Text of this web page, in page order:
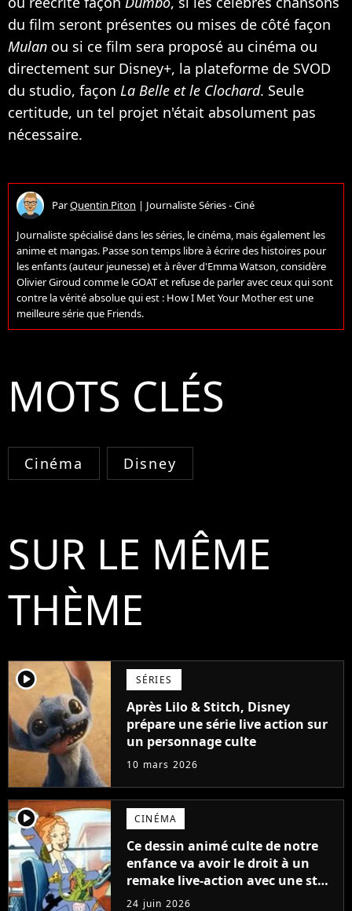
du film seront présentes ou mises de côté façon
Mulan ou si ce film sera proposé au cinéma ou
directement sur Disney+, la plateforme de SVOD
du studio, façon La Belle et le Clochard. Seule
certitude, un tel projet n'était absolument pas
nécessaire.
ParQuentin Piton | Journaliste Séries - Ciné
Journaliste spécialisé dans les séries, le cinéma, mais également les
anime et mangas. Passe son temps libre à écrire des histoires pour
les enfants (auteur jeunesse) et à rêver d'Emma Watson, considère
Olivier Giroud comme le GOAT et refuse de parler avec ceux qui sont
contre la vérité absolue qui est : How I Met Your Mother est une
meilleure série que Friends.
MOTS CLÉS
Cinéma Disney
SUR LE MÊME
THÈME
player2 SÉRIES
Après Lilo & Stitch, Disney
prépare une série live action sur
un personnage culte
10 mars 2026
player2 CINÉMA
Ce dessin animé culte de notre
enfance va avoir le droit à un
remake live-action avec une star
de Hunger Games
24 juin 2026